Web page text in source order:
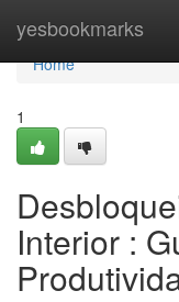
yesbookmarks
Home
Home
1
Interior :